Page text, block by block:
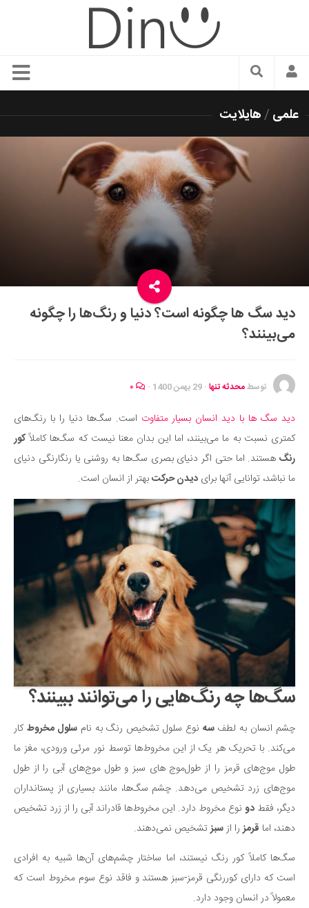
سبک زندگی
زیبایی و آرایش
شیک پوشی
دکوراسیون و چیدمان
رستوران گردی
سفر و گردشگری
ایران گردی
جهان گردی
موفقیت و مهارت‌های فردی
سلامت
تغذیه سالم
بهداشت
بیماری و درمان
کودک و مادر
ورزش و تندرستی
روانشناسی
مراکز پزشکی و دارویی
فرهنگ و هنر
سینما و تئاتر
تلویزیون
موسیقی
چهره‌ها
عکاسی و هنرهای تجسمی
کتاب و کتاب‌خوانی
تاریخ
معماری
علمی
فناوری‌ها
نجوم و هوا فضا
زمین و محیط زیست
خودرو
علمی /هایلایت
دید سگ ها چگونه است؟ دنیا و رنگ‌ها را چگونه
می‌بینند؟
توسطمحدثه تنها · 29 بهمن 1400 ·
دید سگ ها با دید انسان بسیار متفاوت است. سگ‌ها دنیا را با رنگ‌های
کمتری نسبت به ما می‌بینند، اما این بدان معنا نیست که سگ‌ها کاملاًکور
رنگ هستند. اما حتی اگر دنیای بصری سگ‌ها به روشنی یا رنگارنگی دنیای
ما نباشد، توانایی آنها برای دیدن حرکتبهتر از انسان است.
سگ‌ها چه رنگ‌هایی را می‌توانند ببینند؟
چشم انسان به لطف سه نوع سلول تشخیص رنگ به نام سلول مخروطکار
می‌کند. با تحریک هر یک از این مخروط‌ها توسط نور مرئی ورودی، مغز ما
طول موج‌های قرمز را از طول‌موج های سبز و طول موج‌های آبی را از طول
موج‌های زرد تشخیص می‌دهد. چشم سگ‌ها، مانند بسیاری از پستانداران
دیگر، فقط دو نوع مخروط دارد. این مخروط‌ها قادر‌اند آبی را از زرد تشخیص
دهند، اما قرمزرا ازسبزتشخیص نمی‌دهند.
سگ‌ها کاملاً کور رنگ نیستند، اما ساختار چشم‌های آن‌ها شبیه به افرادی
است که دارای کوررنگی قرمز-سبز هستند و فاقد نوع سوم مخروط است که
معمولاً در انسان وجود دارد.